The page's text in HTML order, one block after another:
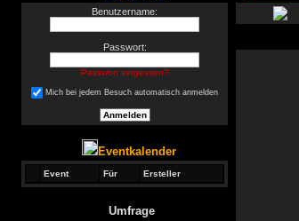
Benutzername:
Passwort:
Passwort vergessen?
Mich bei jedem Besuch automatisch anmelden
Eventkalender
Event Für Ersteller
Umfrage